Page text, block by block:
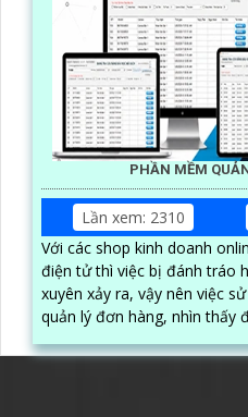
PHẦN MỀM
Lần xem: 2310
Với các shop kinh doanh
điện tử thì việc bị đánh tráo
xuyên xảy ra, vậy nên việc
quản lý đơn hàng, nhìn thấy
hàng hóa, kèm theo đấy là
được ghi lại một cách dễ